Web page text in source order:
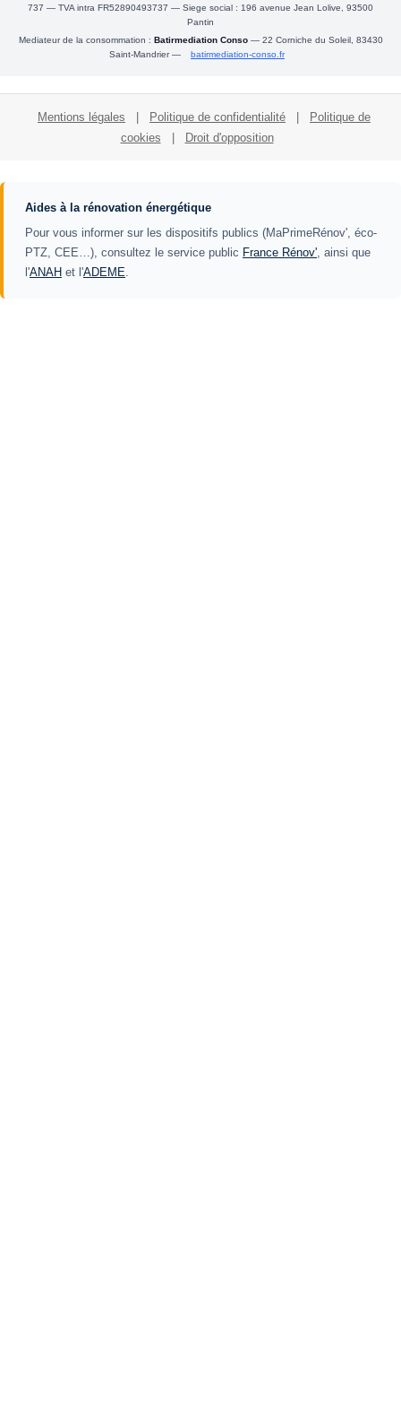
737 — TVA intra FR52890493737 — Siege social : 196 avenue Jean Lolive, 93500
Pantin
Mediateur de la consommation : Batirmediation Conso— 22 Corniche du Soleil, 83430
Saint-Mandrier —
batirmediation-conso.fr
Mentions légales Politique de confidentialité
Politique de
cookies
Droit d'opposition
Aides à la rénovation énergétique
Pour vous informer sur les dispositifs publics (MaPrimeRénov', éco-
PTZ, CEE…), consultez le service public France Rénov', ainsi que
l'ANAH et l'ADEME.